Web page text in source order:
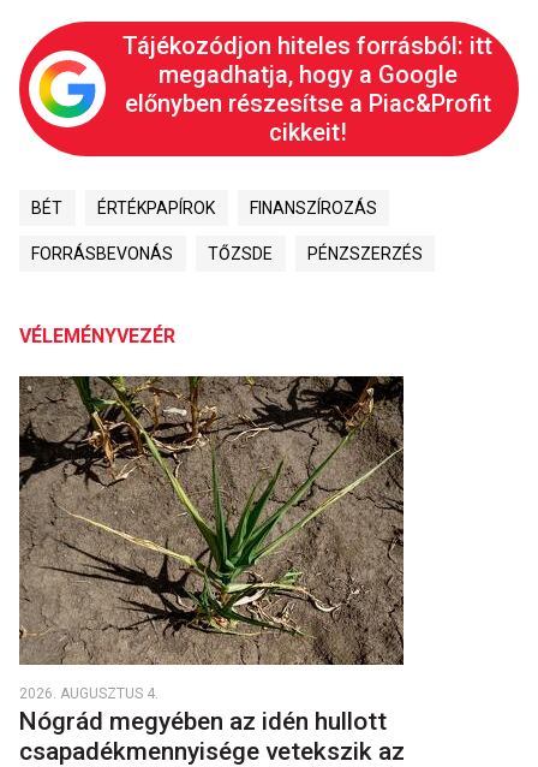
Tájékozódjon hiteles forrásból: itt
megadhatja, hogy a Google
előnyben részesítse a Piac&Profit
cikkeit!
BÉT ÉRTÉKPAPÍROK FINANSZÍROZÁS
FORRÁSBEVONÁS TŐZSDE PÉNZSZERZÉS
VÉLEMÉNYVEZÉR
2026. AUGUSZTUS 4.
Nógrád megyében az idén hullott
csapadékmennyisége vetekszik az